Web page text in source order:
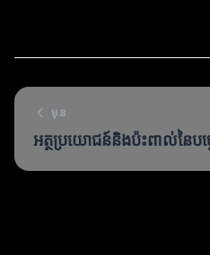
មុន
អត្ថប្រយោជន៍និងប៉ះពាល់នៃបច្ច